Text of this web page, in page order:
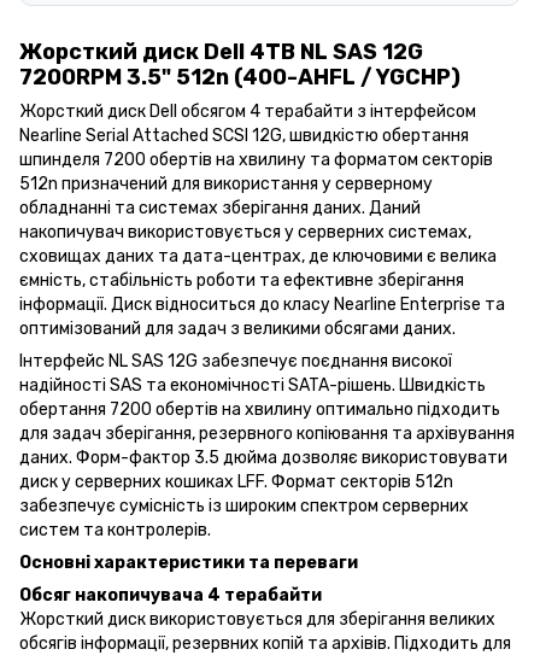
Жорсткий диск Dell 4TB NL SAS 12G
7200RPM 3.5" 512n (400-AHFL / YGCHP)
Жорсткий диск Dell обсягом 4 терабайти з інтерфейсом
Nearline Serial Attached SCSI 12G, швидкістю обертання
шпинделя 7200 обертів на хвилину та форматом секторів
512n призначений для використання у серверному
обладнанні та системах зберігання даних. Даний
накопичувач використовується у серверних системах,
сховищах даних та дата-центрах, де ключовими є велика
ємність, стабільність роботи та ефективне зберігання
інформації. Диск відноситься до класу Nearline Enterprise та
оптимізований для задач з великими обсягами даних.
Інтерфейс NL SAS 12G забезпечує поєднання високої
надійності SAS та економічності SATA-рішень. Швидкість
обертання 7200 обертів на хвилину оптимально підходить
для задач зберігання, резервного копіювання та архівування
даних. Форм-фактор 3.5 дюйма дозволяє використовувати
диск у серверних кошиках LFF. Формат секторів 512n
забезпечує сумісність із широким спектром серверних
систем та контролерів.
Основні характеристики та переваги
Обсяг накопичувача 4 терабайти
Жорсткий диск використовується для зберігання великих
обсягів інформації, резервних копій та архівів. Підходить для